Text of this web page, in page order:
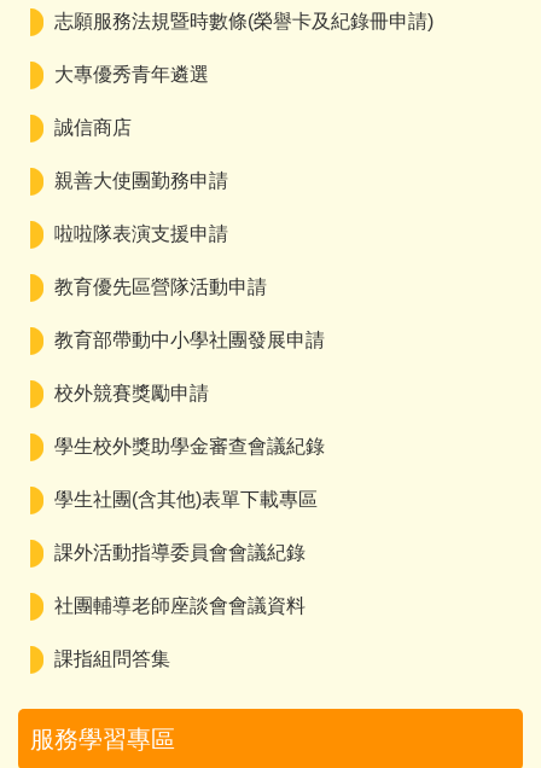
志願服務法規暨時數條(榮譽卡及紀錄冊申請)
大專優秀青年遴選
誠信商店
親善大使團勤務申請
啦啦隊表演支援申請
教育優先區營隊活動申請
教育部帶動中小學社團發展申請
校外競賽獎勵申請
學生校外獎助學金審查會議紀錄
學生社團(含其他)表單下載專區
課外活動指導委員會會議紀錄
社團輔導老師座談會會議資料
課指組問答集
服務學習專區